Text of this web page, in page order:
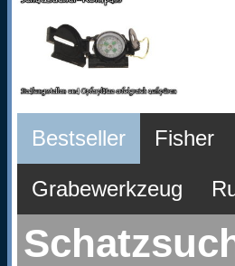
Bestseller Fisher
Grabewerkzeug